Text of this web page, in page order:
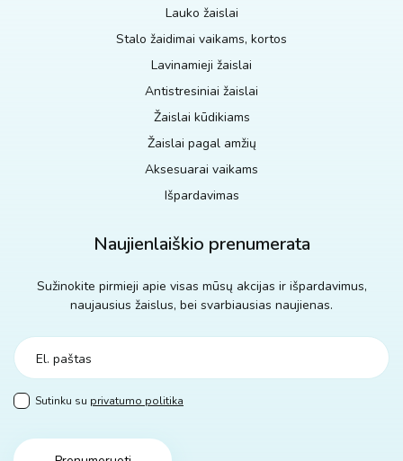
Lauko žaislai
Stalo žaidimai vaikams, kortos
Lavinamieji žaislai
Antistresiniai žaislai
Žaislai kūdikiams
Žaislai pagal amžių
Aksesuarai vaikams
Išpardavimas
Naujienlaiškio prenumerata
Sužinokite pirmieji apie visas mūsų akcijas ir išpardavimus,
naujausius žaislus, bei svarbiausias naujienas.
Sutinku su privatumo politika